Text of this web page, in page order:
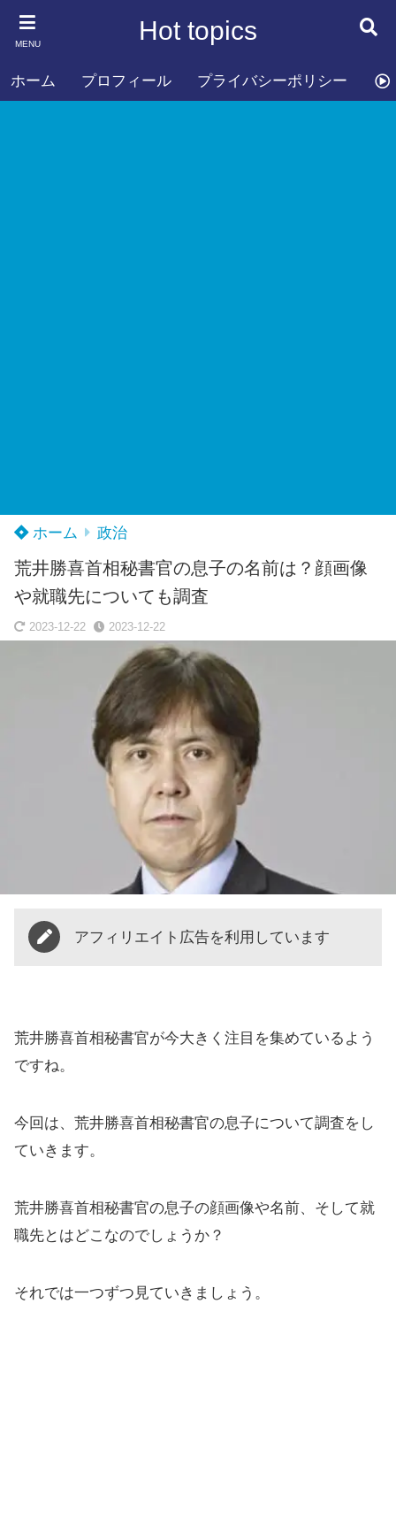
MENU Hot topics
ホーム プロフィール プライバシーポリシー お
ホーム 政治
荒井勝喜首相秘書官の息子の名前は？顔画像
や就職先についても調査
2023-12-22 2023-12-22
アフィリエイト広告を利用しています
荒井勝喜首相秘書官が今大きく注目を集めているよう
ですね。
今回は、荒井勝喜首相秘書官の息子について調査をし
ていきます。
荒井勝喜首相秘書官の息子の顔画像や名前、そして就
職先とはどこなのでしょうか？
それでは一つずつ見ていきましょう。